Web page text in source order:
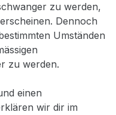
zu werden,
Dennoch
Umständen
zu werden.
einen
wir dir im